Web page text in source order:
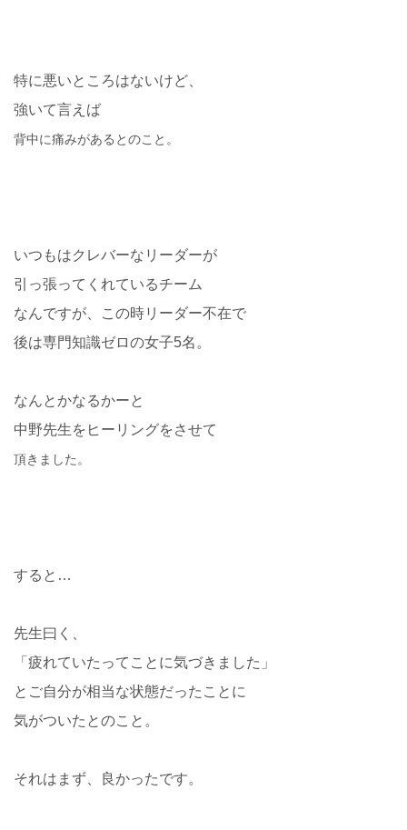
特に悪いところはないけど、
強いて言えば
背中に痛みがあるとのこと。
いつもはクレバーなリーダーが
引っ張ってくれているチーム
なんですが、この時リーダー不在で
後は専門知識ゼロの女子5名。
なんとかなるかーと
中野先生をヒーリングをさせて
頂きました。
すると…
先生曰く、
「疲れていたってことに気づきました」
とご自分が相当な状態だったことに
気がついたとのこと。
それはまず、良かったです。